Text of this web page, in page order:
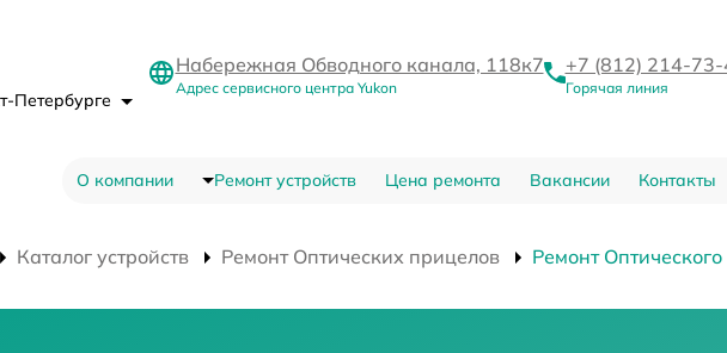
Петербурге
Набережная Обводного канала, 118к7
Адрес сервисного центра Yukon
+7 (812) 214-
Горячая линия
О компании Ремонт устройств Цена ремонта Вакансии Контакты
Каталог устройств Ремонт Оптических прицелов Ремонт